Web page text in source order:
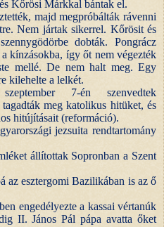
Kőrösi Márkkal bántak el.
majd megpróbálták rávenni
Nem jártak sikerrel. Kőrösit és
dobták. Pongrácz
kínzásokba, így őt nem végezték
mellé. De nem halt meg. Egy
kilehelte a lelkét.
7-én szenvedtek
meg katolikus hitüket, és
hitújításait (reformáció).
jezsuita rendtartomány
állítottak Sopronban a Szent
az esztergomi Bazilikában is az ő
engedélyezte a kassai vértanúk
II. János Pál pápa avatta őket